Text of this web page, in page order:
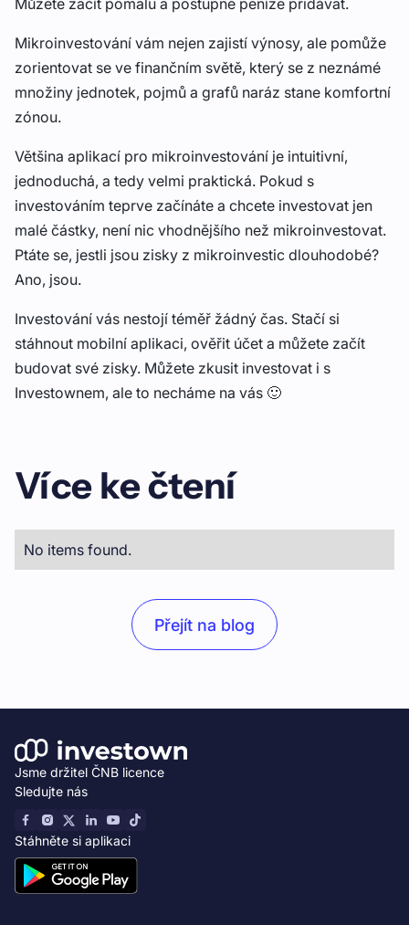
Můžete začít pomalu a postupně peníze přidávat.
Mikroinvestování vám nejen zajistí výnosy, ale pomůže
zorientovat se ve finančním světě, který se z neznámé
množiny jednotek, pojmů a grafů naráz stane komfortní
zónou.
Většina aplikací pro mikroinvestování je intuitivní,
jednoduchá, a tedy velmi praktická. Pokud s
investováním teprve začínáte a chcete investovat jen
malé částky, není nic vhodnějšího než mikroinvestovat.
Ptáte se, jestli jsou zisky z mikroinvestic dlouhodobé?
Ano, jsou.
Investování vás nestojí téměř žádný čas. Stačí si
stáhnout mobilní aplikaci, ověřit účet a můžete začít
budovat své zisky. Můžete zkusit investovat i s
Investownem, ale to necháme na vás 🙂
Více ke čtení
No items found.
Přejít na blog
Jsme držitel ČNB licence
Sledujte nás
Stáhněte si aplikaci